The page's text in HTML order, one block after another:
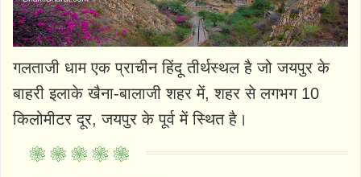
गलताजी धाम एक प्राचीन हिंदू तीर्थस्थल है जो जयपुर के
बाहरी इलाके खैना-बालाजी शहर में, शहर से लगभग 10
किलोमीटर दूर, जयपुर के पूर्व में स्थित है।